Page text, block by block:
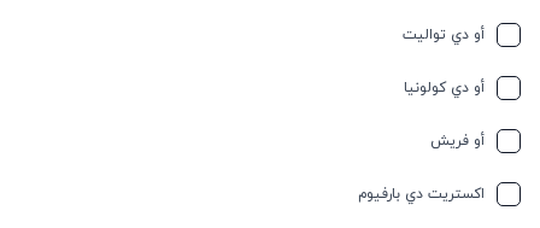
أو دي تواليت
أو دي كولونيا
أو فريش
اكستريت دي بارفيوم